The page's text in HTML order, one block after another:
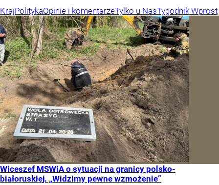
KrajPolitykaOpinie i komentarzeTylko u NasTygodnik Wprost
Wiceszef MSWiA o sytuacji na granicy polsko-
białoruskiej. „Widzimy pewne wzmożenie”